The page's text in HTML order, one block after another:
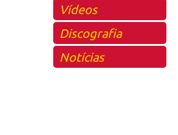
Vídeos
Discografia
Notícias